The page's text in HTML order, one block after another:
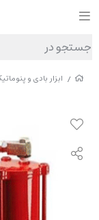
/ ابزار بادی و